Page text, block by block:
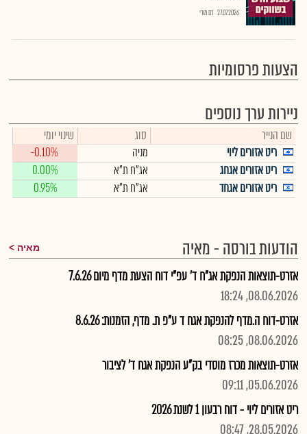
27.07.2026 רם מורי
הצעות פרסומיות
ניירות ערך נוספים
שם הנייר סוג
שינוי יומי
ריט אזורים ליוי
מניה
-0.10%
ריט אזורים אגחג
אג"ח ת"א
0.00%
ריט אזורים אגחד
אג"ח ת"א 0.95%
הודעות בורסה - מאיה מאיה
אזרט-תוצאות הנפקת אג"ח ד' עפ"י דוח הצעת מדף מיום 7.6.26
08.06.2026, 18:24
אזרט-דוח ה.מדף להנפקת אגח ד ע"פ ת. מדף, הזמנות: 8.6.26
08.06.2026, 08:25
אזרט-תוצאות מכרז מוסדי בק"ע הנפקת אגח ד' לציבור
05.06.2026, 09:11
ריט אזורים ליוי - דוח רבעון 1 לשנת 2026
28.05.2026, 08:47